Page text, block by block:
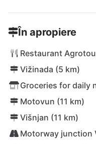
În apropiere
Restaurant
Vižinada (5 km)
Groceries for daily
Motovun (11 km)
Višnjan (11 km)
Motorway junction